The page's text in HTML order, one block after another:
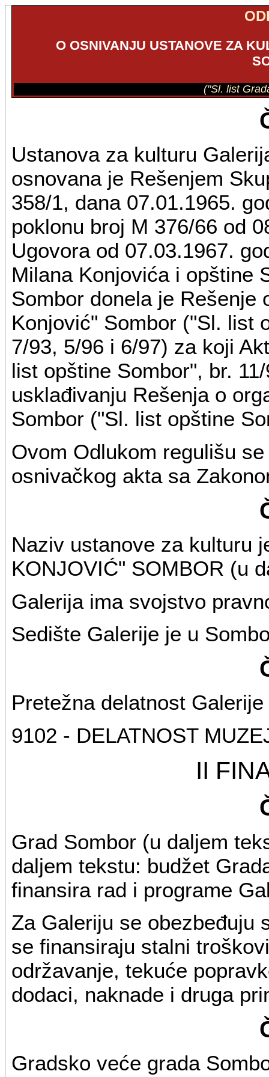
O OSNIVANJU USTANOVE ZA
("Sl. list
Ustanova za kulturu
osnovana je Rešenjem
358/1, dana 07.01.1965.
poklonu broj M 376/66 od
Ugovora od 07.03.1967.
Milana Konjovića i opštine
Sombor donela je Rešenje
Konjović" Sombor ("Sl. list
7/93, 5/96 i 6/97) za koji
list opštine Sombor", br.
usklađivanju Rešenja o
Sombor ("Sl. list opštine
Ovom Odlukom regulišu
osnivačkog akta sa
Naziv ustanove za kulturu
KONJOVIĆ" SOMBOR (u
Galerija ima svojstvo
Sedište Galerije je u
Pretežna delatnost Galerije
9102 - DELATNOST
II
Grad Sombor (u daljem
daljem tekstu: budžet
finansira rad i programe
Za Galeriju se obezbeđuju
se finansiraju stalni
održavanje, tekuće
dodaci, naknade i druga
Gradsko veće grada